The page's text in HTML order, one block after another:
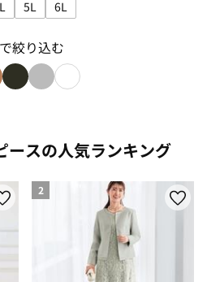
L
込み: LL
絞り込み: 3L
イズで絞り込み: 4L
5L
サイズで絞り込み: 5L
6L
サイズで絞り込み: 6L
絞り込む
ースの人気ランキング
2